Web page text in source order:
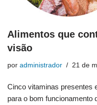
Alimentos que
visão
por administrador 21 de
Cinco vitaminas presentes
para o bom funcionamento